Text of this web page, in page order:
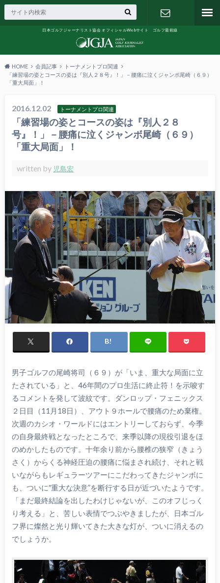
日本ゴルフジャーナリスト協会 オフィシャルWebサイト ゴルフ最前線
HOME 会員記事
トーナメントプロ関連
「練習場の姿とコースの姿は『別人２８号』！」－腰痛に泣くジャンボ尾崎（６９）
「重大局面」！
2016.12.02 トーナメントプロ関連
「練習場の姿とコースの姿は『別人２８
号』！」－腰痛に泣くジャンボ尾崎（６９）
「重大局面」！
written by 児島宏
男子ゴルフの尾崎将司（６９）が「いま、重大な局面に立
たされている」と、46年間のプロ生活に終止符！を示唆す
るコメントを発して波紋です。ダンロップ・フェニックス
２日目（11月18日）、アウト９ホールで腰痛のため棄権。
次週のカシオ・ワールドにはエントリーしておらず、今季
の自身最終戦となったところで、来季以降の現役引退をほ
のめかしたものです。十年余り前から腰椎の狭窄（きょう
さく）からくる神経圧迫の腰痛に悩まされ続け、それと戦
いながらもレギュラーツアーにこだわってきたジャンボに
も、ついに″重大な決意”を断行する日が近づいたようです。
「まだ最終結論を出したわけじゃないが、このオフじっく
り考える」と、苦しい表情でつぶやきましたが、日本ゴル
フ界に燦然と光り輝いてきた大きな灯が、ついに消えるの
でしょうか。